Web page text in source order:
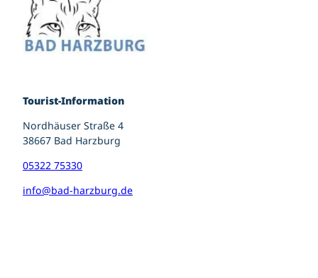
Tourist-Information
Nordhäuser Straße 4
38667 Bad Harzburg
05322 75330
info@bad-harzburg.de